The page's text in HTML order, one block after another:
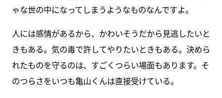
ゃな世の中になってしまうようなものなんですよ。
人には感情があるから、かわいそうだから見逃したいと
きもある。気の毒で許してやりたいときもある。決めら
れたものを守るのは、すごくつらい場面もあります。そ
のつらさをいつも亀山くんは直接受けている。